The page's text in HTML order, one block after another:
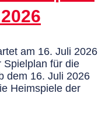
am 16. Juli 2026
Spielplan für die
dem 16. Juli 2026
Heimspiele der